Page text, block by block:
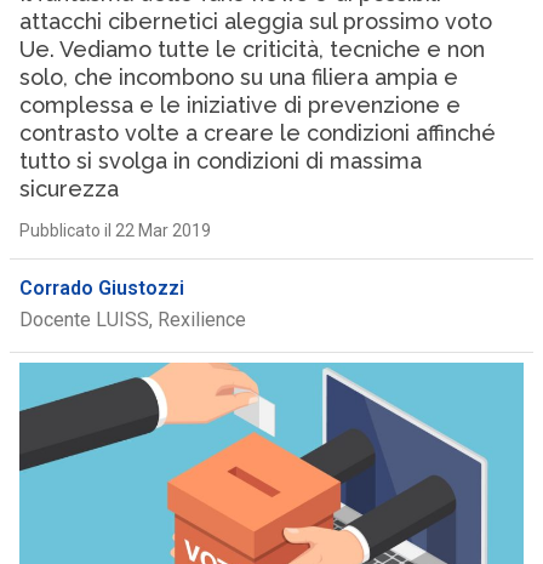
attacchi cibernetici aleggia sul prossimo voto
Ue. Vediamo tutte le criticità, tecniche e non
solo, che incombono su una filiera ampia e
complessa e le iniziative di prevenzione e
contrasto volte a creare le condizioni affinché
tutto si svolga in condizioni di massima
sicurezza
Pubblicato il 22 Mar 2019
Corrado Giustozzi
Docente LUISS, Rexilience